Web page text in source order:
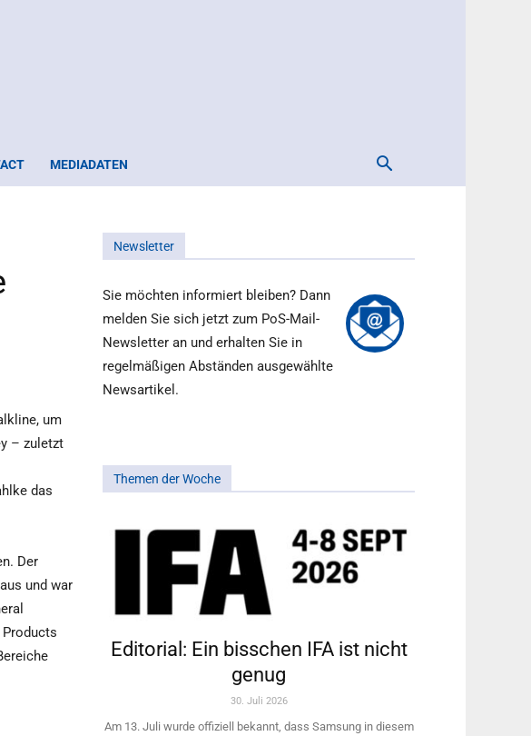
MEDIADATEN
um
– zuletzt
das
Der
und war
Newsletter
Sie möchten informiert bleiben? Dann
melden Sie sich jetzt zum PoS-Mail-
Newsletter an und erhalten Sie in
regelmäßigen Abständen ausgewählte
Newsartikel.
Themen der Woche
Editorial: Ein bisschen IFA ist nicht
genug
30. Juli 2026
Am 13. Juli wurde offiziell bekannt, dass Samsung in diesem